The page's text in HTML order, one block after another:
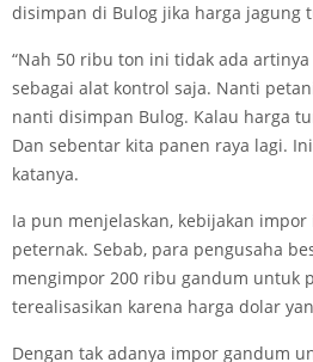
disimpan di Bulog jika harga jagung
“Nah 50 ribu ton ini tidak ada
sebagai alat kontrol saja. Nanti
nanti disimpan Bulog. Kalau harga
Dan sebentar kita panen raya lagi.
katanya.
Ia pun menjelaskan, kebijakan
peternak. Sebab, para pengusaha
mengimpor 200 ribu gandum untuk
terealisasikan karena harga dolar
Dengan tak adanya impor gandum